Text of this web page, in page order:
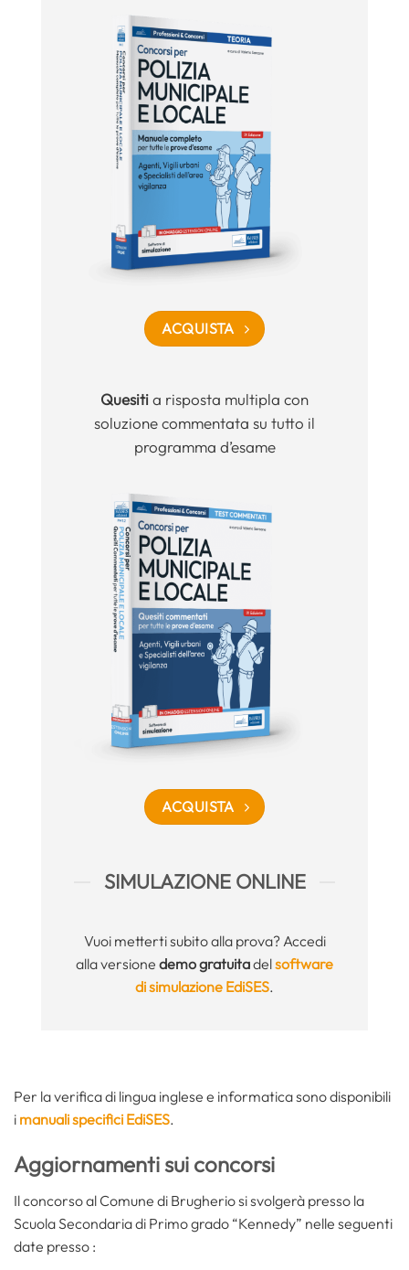
ACQUISTA
Quesitia risposta multipla con
soluzione commentata su tutto il
programma d’esame
ACQUISTA
SIMULAZIONE ONLINE
Vuoi metterti subito alla prova? Accedi
alla versione demo gratuitadelsoftware
di simulazione EdiSES.
Per la verifica di lingua inglese e informatica sono disponibili
i manuali specifici EdiSES.
Aggiornamenti sui concorsi
Il concorso al Comune di Brugherio si svolgerà presso la
Scuola Secondaria di Primo grado “Kennedy” nelle seguenti
date presso :